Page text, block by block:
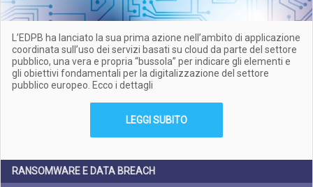
L’EDPB ha lanciato la sua prima azione nell’ambito di applicazione
coordinata sull’uso dei servizi basati su cloud da parte del settore
pubblico, una vera e propria “bussola” per indicare gli elementi e
gli obiettivi fondamentali per la digitalizzazione del settore
pubblico europeo. Ecco i dettagli
LEGGI SUBITO
RANSOMWARE E DATA BREACH